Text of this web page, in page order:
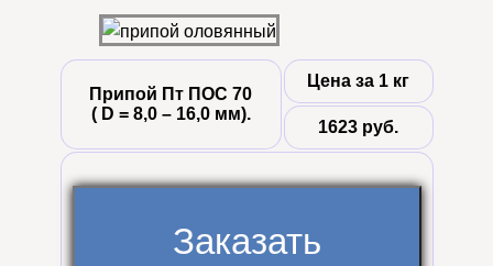
Припой Пт ПОС 70
( D = 8,0 – 16,0 мм).
Цена за 1 кг
1623 руб.